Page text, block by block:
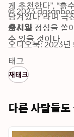
게 추천한다”, “흙
담겨있다”라며 극
시간과 정성을 쏟
수 있을 것이다.
© 2023
출시일
오디오북: 2023년
태그
재태크
다른 사람들도